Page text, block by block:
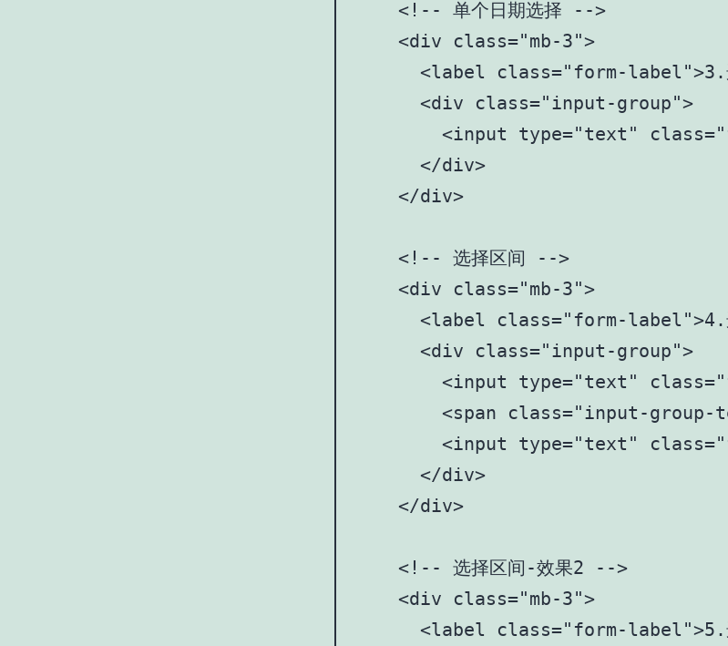
    <!-- 单个日期选择 -->
    <div class="mb-3">
<label class="form-label">3.
      <div class="input-group">
<input type="text"
      </div>
    </div>
    <!-- 选择区间 -->
    <div class="mb-3">
<label class="form-label">4.
      <div class="input-group">
<input type="text"
<span class="input-group-
<input type="text"
      </div>
    </div>
    <!-- 选择区间-效果2 -->
    <div class="mb-3">
<label class="form-label">5.